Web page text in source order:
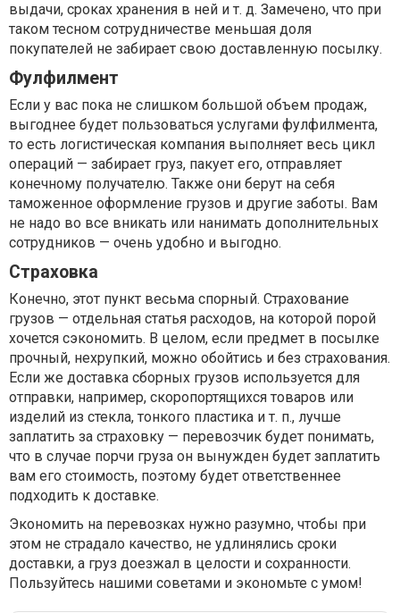
выдачи, сроках хранения в ней и т. д. Замечено, что при
таком тесном сотрудничестве меньшая доля
покупателей не забирает свою доставленную посылку.
Фулфилмент
Если у вас пока не слишком большой объем продаж,
выгоднее будет пользоваться услугами фулфилмента,
то есть логистическая компания выполняет весь цикл
операций — забирает груз, пакует его, отправляет
конечному получателю. Также они берут на себя
таможенное оформление грузов и другие заботы. Вам
не надо во все вникать или нанимать дополнительных
сотрудников — очень удобно и выгодно.
Страховка
Конечно, этот пункт весьма спорный. Страхование
грузов — отдельная статья расходов, на которой порой
хочется сэкономить. В целом, если предмет в посылке
прочный, нехрупкий, можно обойтись и без страхования.
Если же доставка сборных грузов используется для
отправки, например, скоропортящихся товаров или
изделий из стекла, тонкого пластика и т. п., лучше
заплатить за страховку — перевозчик будет понимать,
что в случае порчи груза он вынужден будет заплатить
вам его стоимость, поэтому будет ответственнее
подходить к доставке.
Экономить на перевозках нужно разумно, чтобы при
этом не страдало качество, не удлинялись сроки
доставки, а груз доезжал в целости и сохранности.
Пользуйтесь нашими советами и экономьте с умом!